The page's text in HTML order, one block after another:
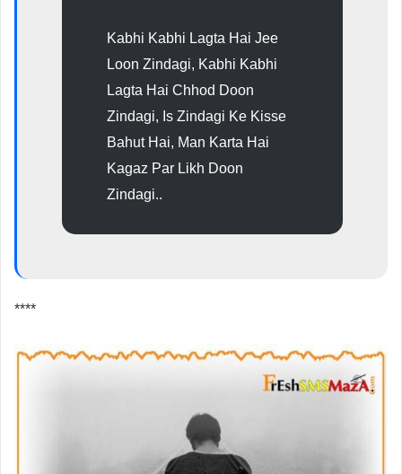
Kabhi Kabhi Lagta Hai Jee
Loon Zindagi, Kabhi Kabhi
Lagta Hai Chhod Doon
Zindagi, Is Zindagi Ke Kisse
Bahut Hai, Man Karta Hai
Kagaz Par Likh Doon
Zindagi..
****